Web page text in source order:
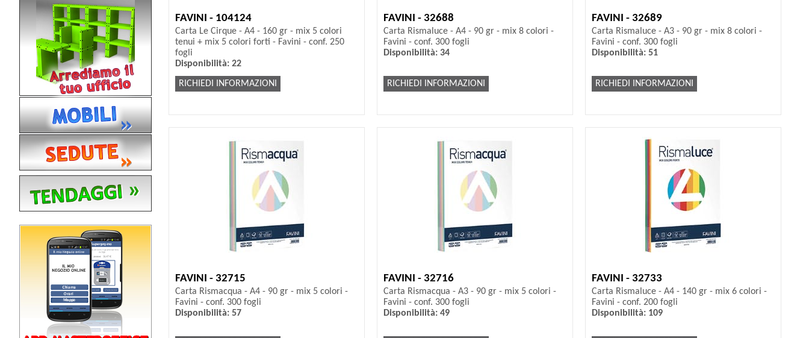
FAVINI - 104124
Carta Le Cirque - A4 - 160 gr - mix 5 colori
tenui + mix 5 colori forti - Favini - conf. 250
fogli
Disponibilità: 22
RICHIEDI INFORMAZIONI
FAVINI - 32688
Carta Rismaluce - A4 - 90 gr - mix 8 colori -
Favini - conf. 300 fogli
Disponibilità: 34
RICHIEDI INFORMAZIONI
FAVINI - 32689
Carta Rismaluce - A3 - 90 gr - mix 8 colori -
Favini - conf. 300 fogli
Disponibilità: 51
RICHIEDI INFORMAZIONI
FAVINI - 32715
Carta Rismacqua - A4 - 90 gr - mix 5 colori -
Favini - conf. 300 fogli
Disponibilità: 57
FAVINI - 32716
Carta Rismacqua - A3 - 90 gr - mix 5 colori -
Favini - conf. 300 fogli
Disponibilità: 49
FAVINI - 32733
Carta Rismaluce - A4 - 140 gr - mix 6 colori -
Favini - conf. 200 fogli
Disponibilità: 109